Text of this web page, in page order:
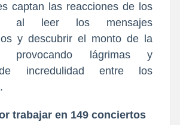
captan las reacciones de los
al leer los mensajes
y descubrir el monto de la
provocando lágrimas y
incredulidad entre los
trabajar en 149 conciertos